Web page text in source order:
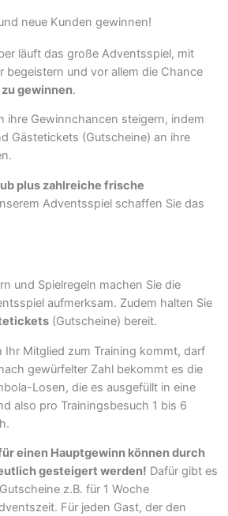
neue Kunden gewinnen!
läuft das große Adventsspiel, mit
begeistern und vor allem die Chance
gewinnen.
ihre Gewinnchancen steigern, indem
Gästetickets (Gutscheine) an ihre
plus zahlreiche frische
Adventsspiel schaffen Sie das
und Spielregeln machen Sie die
aufmerksam. Zudem halten Sie
(Gutscheine) bereit.
Ihr Mitglied zum Training kommt, darf
gewürfelter Zahl bekommt es die
Losen, die es ausgefüllt in eine
also pro Trainingsbesuch 1 bis 6
einen Hauptgewinn können durch
gesteigert werden! Dafür gibt es
z.B. für 1 Woche
Für jeden Gast, der den